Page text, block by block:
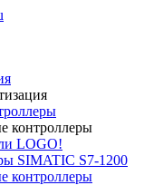
контроллеры
LOGO!
SIMATIC S7-1200
контроллеры